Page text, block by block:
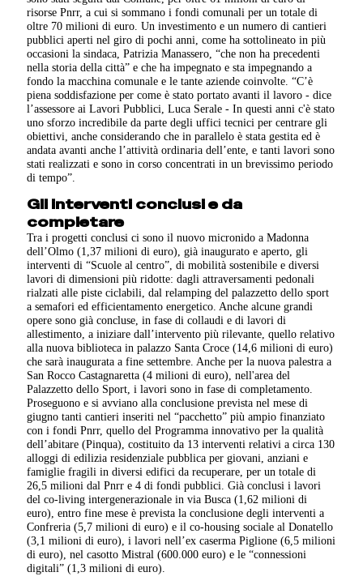
risorse Pnrr, a cui si sommano i fondi comunali per un totale di
oltre 70 milioni di euro. Un investimento e un numero di cantieri
pubblici aperti nel giro di pochi anni, come ha sottolineato in più
occasioni la sindaca, Patrizia Manassero, “che non ha precedenti
nella storia della città” e che ha impegnato e sta impegnando a
fondo la macchina comunale e le tante aziende coinvolte. “C’è
piena soddisfazione per come è stato portato avanti il lavoro - dice
l’assessore ai Lavori Pubblici, Luca Serale - In questi anni c'è stato
uno sforzo incredibile da parte degli uffici tecnici per centrare gli
obiettivi, anche considerando che in parallelo è stata gestita ed è
andata avanti anche l’attività ordinaria dell’ente, e tanti lavori sono
stati realizzati e sono in corso concentrati in un brevissimo periodo
di tempo”.
Gli interventi conclusi e da
completare
Tra i progetti conclusi ci sono il nuovo micronido a Madonna
dell’Olmo (1,37 milioni di euro), già inaugurato e aperto, gli
interventi di “Scuole al centro”, di mobilità sostenibile e diversi
lavori di dimensioni più ridotte: dagli attraversamenti pedonali
rialzati alle piste ciclabili, dal relamping del palazzetto dello sport
a semafori ed efficientamento energetico. Anche alcune grandi
opere sono già concluse, in fase di collaudi e di lavori di
allestimento, a iniziare dall’intervento più rilevante, quello relativo
alla nuova biblioteca in palazzo Santa Croce (14,6 milioni di euro)
che sarà inaugurata a fine settembre. Anche per la nuova palestra a
San Rocco Castagnaretta (4 milioni di euro), nell'area del
Palazzetto dello Sport, i lavori sono in fase di completamento.
Proseguono e si avviano alla conclusione prevista nel mese di
giugno tanti cantieri inseriti nel “pacchetto” più ampio finanziato
con i fondi Pnrr, quello del Programma innovativo per la qualità
dell’abitare (Pinqua), costituito da 13 interventi relativi a circa 130
alloggi di edilizia residenziale pubblica per giovani, anziani e
famiglie fragili in diversi edifici da recuperare, per un totale di
26,5 milioni dal Pnrr e 4 di fondi pubblici. Già conclusi i lavori
del co-living intergenerazionale in via Busca (1,62 milioni di
euro), entro fine mese è prevista la conclusione degli interventi a
Confreria (5,7 milioni di euro) e il co-housing sociale al Donatello
(3,1 milioni di euro), i lavori nell’ex caserma Piglione (6,5 milioni
di euro), nel casotto Mistral (600.000 euro) e le “connessioni
digitali” (1,3 milioni di euro).